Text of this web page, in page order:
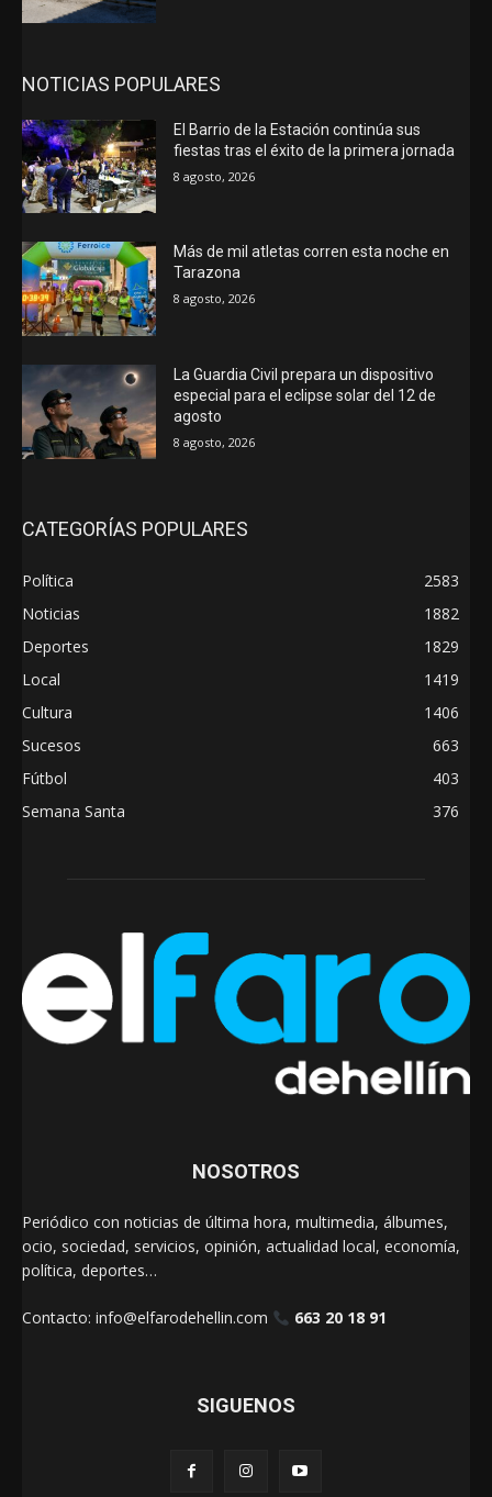
NOTICIAS POPULARES
El Barrio de la Estación continúa sus
fiestas tras el éxito de la primera jornada
8 agosto, 2026
Más de mil atletas corren esta noche en
Tarazona
8 agosto, 2026
La Guardia Civil prepara un dispositivo
especial para el eclipse solar del 12 de
agosto
8 agosto, 2026
CATEGORÍAS POPULARES
Política
2583
Noticias
1882
Deportes
1829
Local
1419
Cultura
1406
Sucesos
663
Fútbol
403
Semana Santa
376
NOSOTROS
Periódico con noticias de última hora, multimedia, álbumes,
ocio, sociedad, servicios, opinión, actualidad local, economía,
política, deportes…
Contacto: info@elfarodehellin.com 663 20 18 91
SIGUENOS